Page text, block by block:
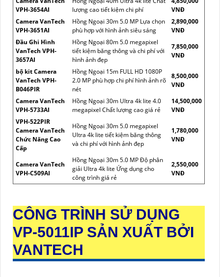
VPH-3654AI
lượng cao tiết kiệm chi phí
VNĐ
Camera VanTech
VPH-3651AI
Hồng Ngoại 30m 5.0 MP Lựa chọn
phù hợp với hình ảnh siêu sáng
2,890,000
VNĐ
Đầu Ghi Hình
VanTech VPH-
3657AI
Hồng Ngoại 80m 5.0 megapixel
tiết kiệm băng thông và chi phí với
hình ảnh đẹp
7,850,000
VNĐ
bộ kit Camera
VanTech VPH-
B046PIR
Hồng Ngoại 15m FULL HD 1080P
2.0 MP phù hợp chi phí hình ảnh rõ
nét
8,500,000
VNĐ
Camera VanTech
VPH-5733AI
Hồng Ngoại 30m Ultra 4k lite 4.0
megapixel Chất lượng cao giá rẻ
14,500,000
VNĐ
VPH-522PIR
Camera VanTech
Chức Năng Cao
Cấp
Hồng Ngoại 30m 5.0 megapixel
Ultra 4k lite tiết kiệm băng thông
và chi phí với hình ảnh đẹp
1,780,000
VNĐ
Camera VanTech
VPH-C509AI
Hồng Ngoại 30m 5.0 MP Độ phân
giải Ultra 4k lite Ứng dụng cho
công trình giá rẻ
2,550,000
VNĐ
CÔNG TRÌNH SỬ DỤNG
VP-5011IP SẢN XUẤT BỞI
VANTECH